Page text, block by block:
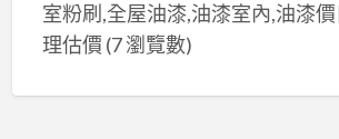
室粉刷,全屋油漆,油漆室內,油漆
理估價(7 瀏覽數)